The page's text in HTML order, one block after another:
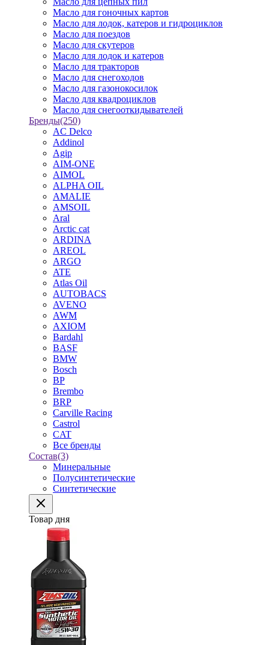
Масло для гоночных картов
Масло для лодок, катеров и гидроциклов
Масло для поездов
Масло для скутеров
Масло для лодок и катеров
Масло для тракторов
Масло для снегоходов
Масло для газонокосилок
Масло для квадроциклов
Масло для снегооткидывателей
Бренды(250)
AC Delco
Addinol
Agip
AIM-ONE
AIMOL
ALPHA OIL
AMALIE
AMSOIL
Aral
Arctic cat
ARDINA
AREOL
ARGO
ATE
Atlas Oil
AUTOBACS
AVENO
AWM
AXIOM
Bardahl
BASF
BMW
Bosch
BP
Brembo
BRP
Carville Racing
Castrol
CAT
Все бренды
Состав(3)
Минеральные
Полусинтетические
Синтетические
Товар дня